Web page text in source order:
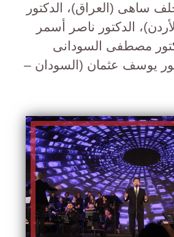
ساهى (العراق)، الدكتور
الدكتور ناصر أسمر
مصطفى السودانى
يوسف عثمان (السودان –